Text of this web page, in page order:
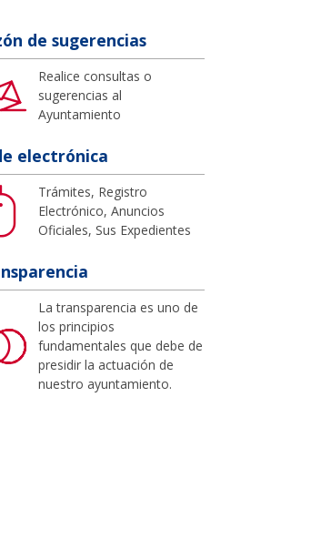
de sugerencias
Realice consultas o
sugerencias al
Ayuntamiento
electrónica
Trámites, Registro
Electrónico, Anuncios
Oficiales, Sus Expedientes
La transparencia es uno de
los principios
fundamentales que debe de
presidir la actuación de
nuestro ayuntamiento.